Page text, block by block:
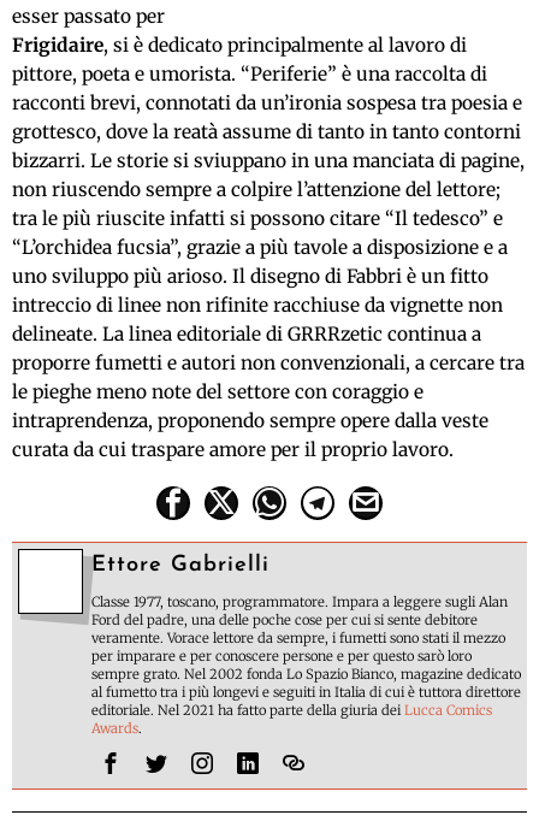
esser passato per
Frigidaire, si è dedicato principalmente al lavoro di
pittore, poeta e umorista. “Periferie” è una raccolta di
racconti brevi, connotati da un’ironia sospesa tra poesia e
grottesco, dove la reatà assume di tanto in tanto contorni
bizzarri. Le storie si sviuppano in una manciata di pagine,
non riuscendo sempre a colpire l’attenzione del lettore;
tra le più riuscite infatti si possono citare “Il tedesco” e
“L’orchidea fucsia”, grazie a più tavole a disposizione e a
uno sviluppo più arioso. Il disegno di Fabbri è un fitto
intreccio di linee non rifinite racchiuse da vignette non
delineate. La linea editoriale di GRRRzetic continua a
proporre fumetti e autori non convenzionali, a cercare tra
le pieghe meno note del settore con coraggio e
intraprendenza, proponendo sempre opere dalla veste
curata da cui traspare amore per il proprio lavoro.
Ettore Gabrielli
Classe 1977, toscano, programmatore. Impara a leggere sugli Alan
Ford del padre, una delle poche cose per cui si sente debitore
veramente. Vorace lettore da sempre, i fumetti sono stati il mezzo
per imparare e per conoscere persone e per questo sarò loro
sempre grato. Nel 2002 fonda Lo Spazio Bianco, magazine dedicato
al fumetto tra i più longevi e seguiti in Italia di cui è tuttora direttore
editoriale. Nel 2021 ha fatto parte della giuria deiLucca Comics
Awards.